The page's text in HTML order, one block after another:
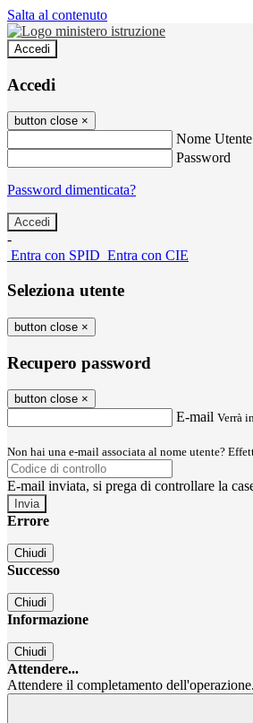
Salta al contenuto
Accedi
Accedi
button close ×
Nome Utente
Password
Password dimenticata?
-
Entra con SPID Entra con CIE
Seleziona utente
button close ×
Recupero password
button close ×
E-mail Verrà
Non hai una e-mail associata al nome utente?
E-mail inviata, si prega di controllare la
Errore
Chiudi
Successo
Chiudi
Informazione
Chiudi
Attendere...
Attendere il completamento